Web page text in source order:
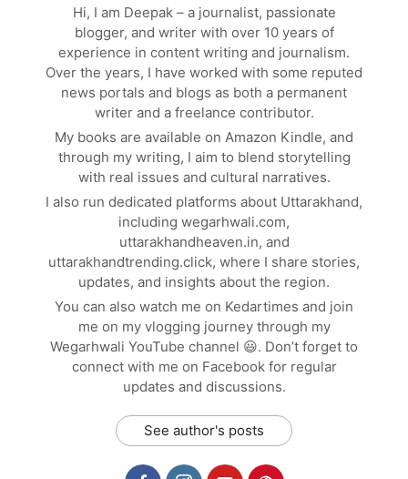
Hi, I am Deepak – a journalist, passionate
blogger, and writer with over 10 years of
experience in content writing and journalism.
Over the years, I have worked with some reputed
news portals and blogs as both a permanent
writer and a freelance contributor.
My books are available on Amazon Kindle, and
through my writing, I aim to blend storytelling
with real issues and cultural narratives.
I also run dedicated platforms about Uttarakhand,
including wegarhwali.com,
uttarakhandheaven.in, and
uttarakhandtrending.click, where I share stories,
updates, and insights about the region.
You can also watch me on Kedartimes and join
me on my vlogging journey through my
Wegarhwali YouTube channel 😃. Don’t forget to
connect with me on Facebook for regular
updates and discussions.
See author's posts